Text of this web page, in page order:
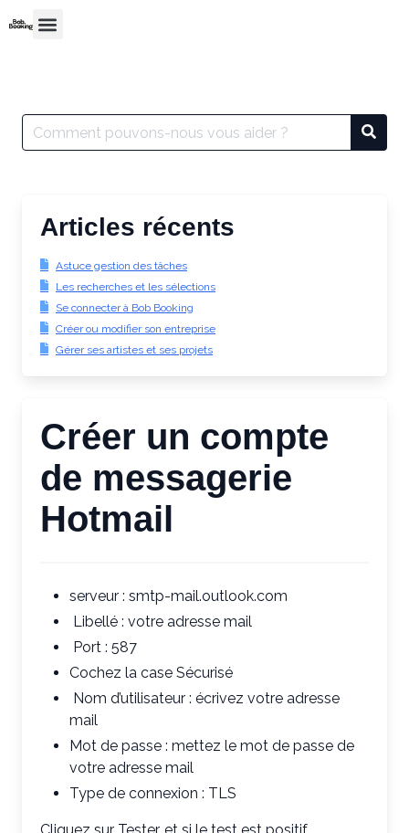
Articles récents
Astuce gestion des tâches
Les recherches et les sélections
Se connecter à Bob Booking
Créer ou modifier son entreprise
Gérer ses artistes et ses projets
Créer un compte
de messagerie
Hotmail
serveur : smtp-mail.outlook.com
Libellé : votre adresse mail
Port : 587
Cochez la case Sécurisé
Nom d’utilisateur : écrivez votre adresse
mail
Mot de passe : mettez le mot de passe de
votre adresse mail
Type de connexion : TLS